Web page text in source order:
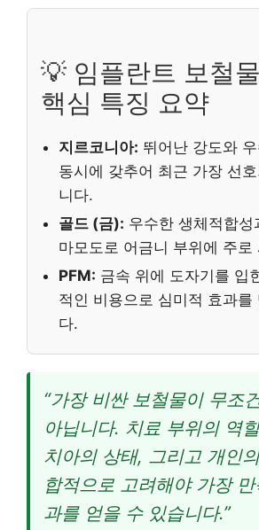
💡 임플란트 보철
핵심 특징 요약
지르코니아: 뛰어난 강도와
동시에 갖추어 최근 가장 선
니다.
골드 (금): 우수한 생체적합성
마모도로 어금니 부위에 주로
PFM: 금속 위에 도자기를 입
적인 비용으로 심미적 효과를
다.
“가장 비싼 보철물이 무조
아닙니다. 치료 부위의 역
치아의 상태, 그리고 개인
합적으로 고려해야 가장
과를 얻을 수 있습니다.”